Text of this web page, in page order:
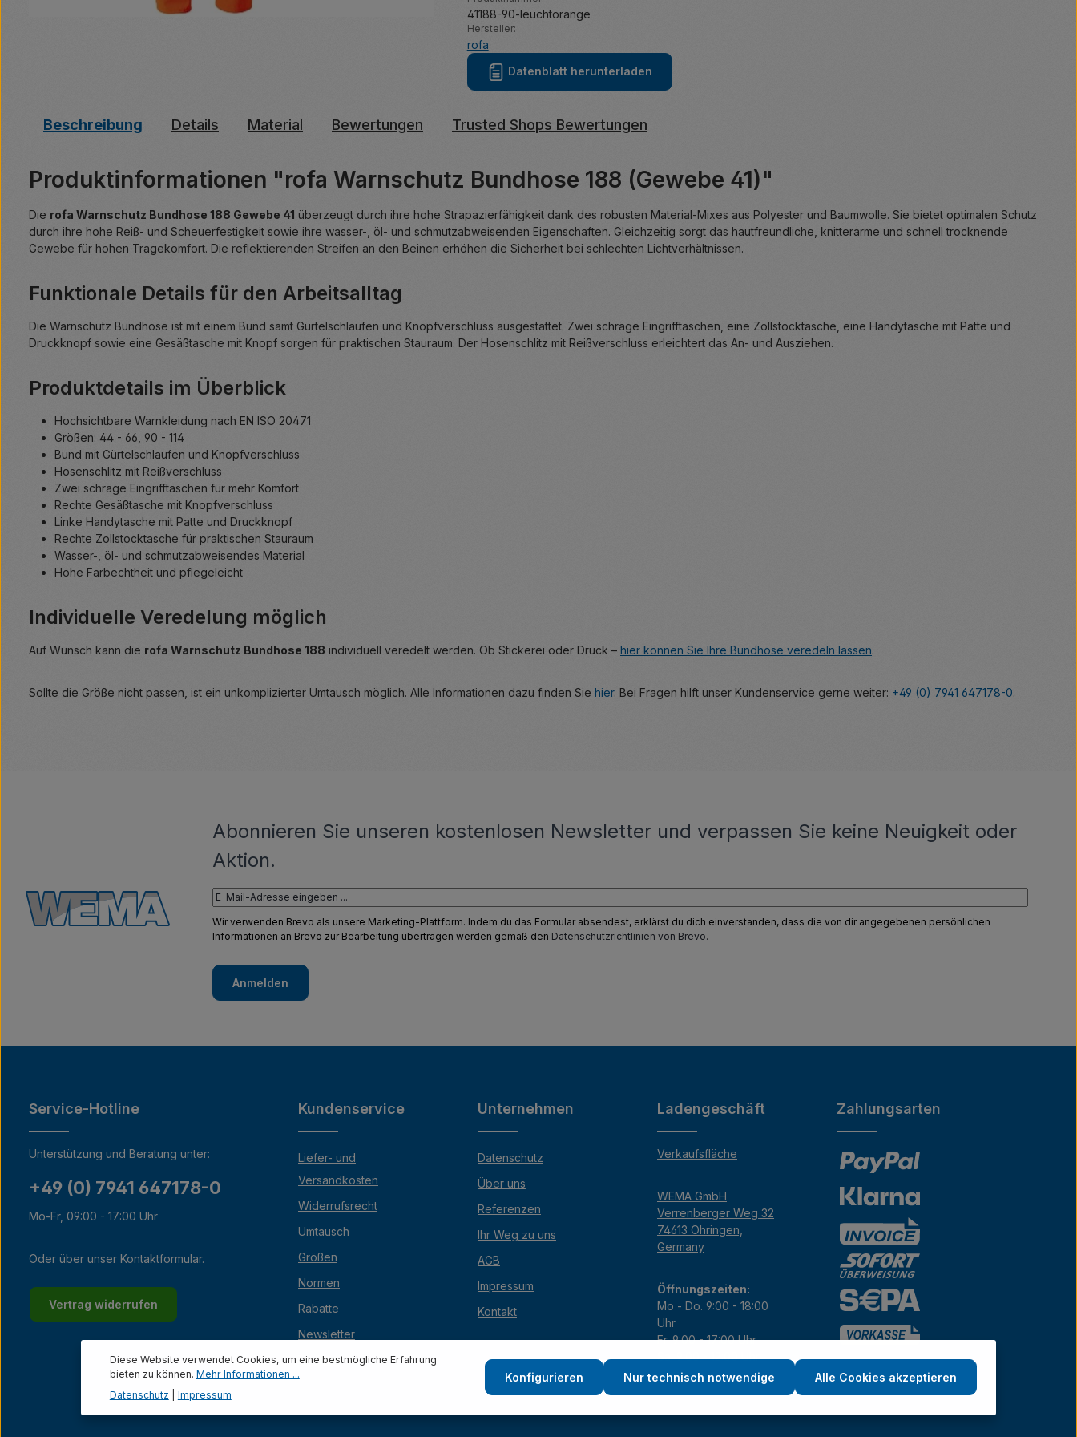
41188-90-leuchtorange
Hersteller:
rofa
Datenblatt herunterladen
Beschreibung Details Material Bewertungen Trusted Shops Bewertungen
Produktinformationen "rofa Warnschutz Bundhose 188 (Gewebe 41)"
Die rofa Warnschutz Bundhose 188 Gewebe 41 überzeugt durch ihre hohe Strapazierfähigkeit dank des robusten Material-Mixes aus Polyester und Baumwolle. Sie bietet optimalen Schutz
durch ihre hohe Reiß- und Scheuerfestigkeit sowie ihre wasser-, öl- und schmutzabweisenden Eigenschaften. Gleichzeitig sorgt das hautfreundliche, knitterarme und schnell trocknende
Gewebe für hohen Tragekomfort. Die reflektierenden Streifen an den Beinen erhöhen die Sicherheit bei schlechten Lichtverhältnissen.
Funktionale Details für den Arbeitsalltag
Die Warnschutz Bundhose ist mit einem Bund samt Gürtelschlaufen und Knopfverschluss ausgestattet. Zwei schräge Eingrifftaschen, eine Zollstocktasche, eine Handytasche mit Patte und
Druckknopf sowie eine Gesäßtasche mit Knopf sorgen für praktischen Stauraum. Der Hosenschlitz mit Reißverschluss erleichtert das An- und Ausziehen.
Produktdetails im Überblick
Hochsichtbare Warnkleidung nach EN ISO 20471
Größen: 44 - 66, 90 - 114
Bund mit Gürtelschlaufen und Knopfverschluss
Hosenschlitz mit Reißverschluss
Zwei schräge Eingrifftaschen für mehr Komfort
Rechte Gesäßtasche mit Knopfverschluss
Linke Handytasche mit Patte und Druckknopf
Rechte Zollstocktasche für praktischen Stauraum
Wasser-, öl- und schmutzabweisendes Material
Hohe Farbechtheit und pflegeleicht
Individuelle Veredelung möglich
Auf Wunsch kann die rofa Warnschutz Bundhose 188 individuell veredelt werden. Ob Stickerei oder Druck – hier können Sie Ihre Bundhose veredeln lassen.
Sollte die Größe nicht passen, ist ein unkomplizierter Umtausch möglich. Alle Informationen dazu finden Sie hier. Bei Fragen hilft unser Kundenservice gerne weiter: +49 (0) 7941 647178-0.
Abonnieren Sie unseren kostenlosen Newsletter und verpassen Sie keine Neuigkeit oder
Aktion.
Wir verwenden Brevo als unsere Marketing-Plattform. Indem du das Formular absendest, erklärst du dich einverstanden, dass die von dir angegebenen persönlichen
Informationen an Brevo zur Bearbeitung übertragen werden gemäß den Datenschutzrichtlinien von Brevo.
Anmelden
Service-Hotline
Unterstützung und Beratung unter:
+49 (0) 7941 647178-0
Mo-Fr, 09:00 - 17:00 Uhr
Oder über unser Kontaktformular.
Vertrag widerrufen
Kundenservice
Liefer- und
Versandkosten
Widerrufsrecht
Umtausch
Größen
Normen
Rabatte
Newsletter
Lexikon
Unternehmen
Datenschutz
Über uns
Referenzen
Ihr Weg zu uns
AGB
Impressum
Kontakt
Ladengeschäft
Verkaufsfläche
WEMA GmbH
Verrenberger Weg 32
74613 Öhringen,
Germany
Öffnungszeiten:
Mo - Do. 9:00 - 18:00
Uhr
Fr. 9:00 - 17:00 Uhr
Sa. 9:00 - 12:00 Uhr
Zahlungsarten
Diese Website verwendet Cookies, um eine bestmögliche Erfahrung
bieten zu können. Mehr Informationen ...
Datenschutz
Impressum
Nur technisch notwendige
Konfigurieren Alle Cookies akzeptieren